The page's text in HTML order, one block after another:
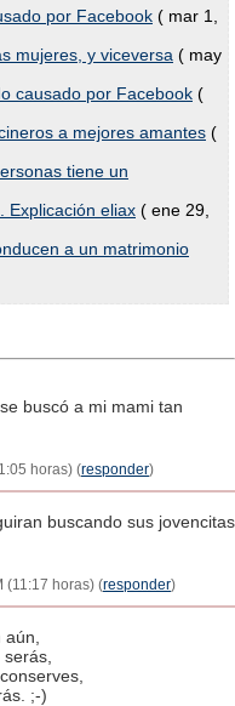
por Facebook ( mar 1,
mujeres, y viceversa ( may
causado por Facebook (
a mejores amantes (
tiene un
Explicación eliax ( ene 29,
a un matrimonio
buscó a mi mami tan
horas) (responder)
buscando sus jovencitas
(11:17 horas) (responder)
;-)